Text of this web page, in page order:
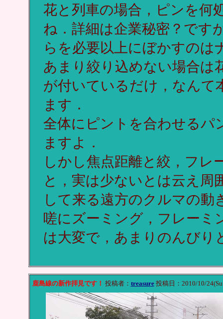
花と列車の場合，ピンを何
ね．詳細は企業秘密？です
らを必要以上にぼかすの
あまり絞り込めない場合は
が付いているだけ，なんて
ます．
全体にピントを合わせるパ
ますよ．
しかし焦点距離と絞，フレ
と，実は少ないとは云え周
して来る遠方のクルマの
嗟にズーミング，フレーミ
は大変で，あまりのんびり
鹿島線の新作拝見です！ 投稿者： treasure投稿日：2010/10/